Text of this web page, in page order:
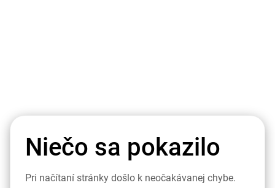
Niečo sa pokazilo
Pri načítaní stránky došlo k neočakávanej chybe.